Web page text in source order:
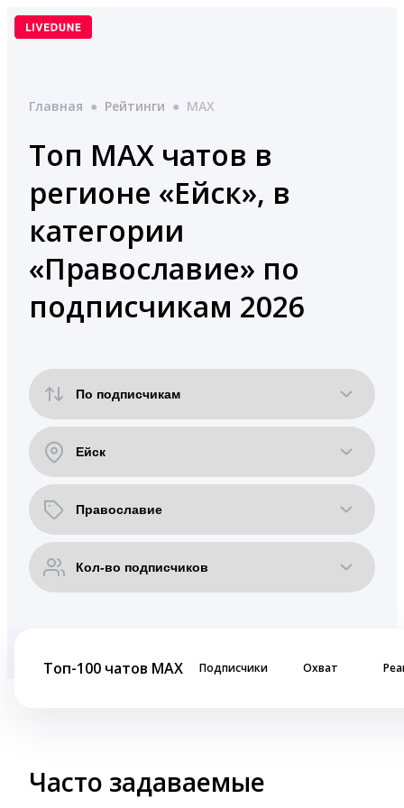
Перейти
Главная ● Рейтинги ● MAX
Топ MAX чатов в
регионе «Ейск», в
категории
«Православие» по
подписчикам 2026
Топ-100 чатов MAX Подписчики Охват
Часто задаваемые